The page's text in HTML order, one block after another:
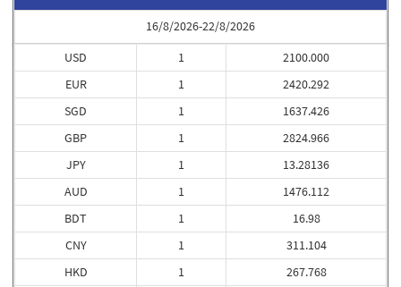
16/8/2026-22/8/2026
USD
EUR
SGD
GBP
JPY
AUD
BDT
CNY
HKD
1
1
1
1
1
1
1
1
1
2100.000
2420.292
1637.426
2824.966
13.28136
1476.112
16.98
311.104
267.768